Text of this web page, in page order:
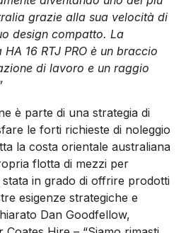
grazie alla sua velocità di
design compatto. La
16 RTJ PRO è un braccio
di lavoro e un raggio
è parte di una strategia di
le forti richieste di noleggio
la costa orientale australiana
flotta di mezzi per
stata in grado di offrire prodotti
esigenze strategiche e
Dan Goodfellow,